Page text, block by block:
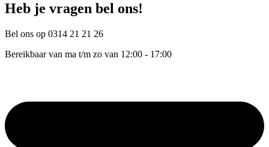
Heb je vragen bel ons!
Bel ons op 0314 21 21 26
Bereikbaar van ma t/m zo van 12:00 - 17:00